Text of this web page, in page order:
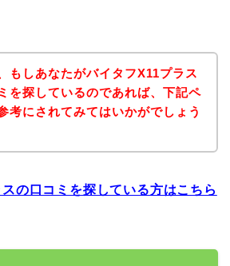
もしあなたがバイタフX11プラス
を探しているのであれば、下記ペ
考にされてみてはいかがでしょう
の口コミを探している方はこちら